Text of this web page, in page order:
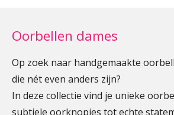
Oorbellen dames
Op zoek naar handgemaakte
die nét even anders zijn?
In deze collectie vind je unieke
subtiele oorknopjes tot echte